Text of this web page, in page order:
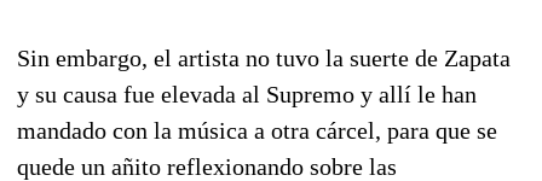
Sin embargo, el artista no tuvo la suerte de Zapata
y su causa fue elevada al Supremo y allí le han
mandado con la música a otra cárcel, para que se
quede un añito reflexionando sobre las